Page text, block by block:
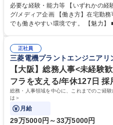
や事業を推進したい国内外の行政や企業です。 【業務詳
き方』は海外旅行ガイドブックの
も牽引しております。観光推進支援
に、インバウンドのトップブランド
り、日常です。旅好きにはこれ以上ない環境です 募集
政・企業向け観光推進支援】旅行ガ
必要な経験・能力等 【いずれかの経
グ/メディア企画 【働き方】在宅勤
でも働きやすい環境です。 【魅力】 ■海外旅行ガイドブックのシェアNo.1
であり、「地球の歩き方」としてど
バーとして活躍いただきます。 学歴・資格 学歴：大学院 大学 語学力： 資
格：
正社員
三菱電機プラントエンジニアリ
【大阪】総務人事<未経験
フラを支える/年休127日 採
総務・人事領域を中心に、これまでのご経
は＞
月給
29万5000円～33万5000円